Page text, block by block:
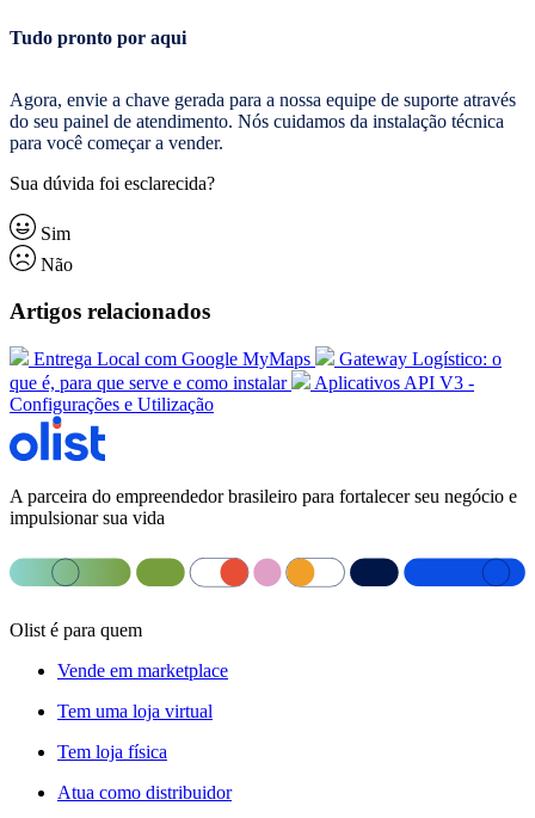
Tudo pronto por aqui
Agora, envie a chave gerada para a nossa equipe de suporte através
do seu painel de atendimento. Nós cuidamos da instalação técnica
para você começar a vender.
Sua dúvida foi esclarecida?
Sim
Não
Artigos relacionados
Entrega Local com Google MyMaps
Gateway Logístico: o
que é, para que serve e como instalar
Aplicativos API V3 -
Configurações e Utilização
A parceira do empreendedor brasileiro para fortalecer seu negócio e
impulsionar sua vida
Olist é para quem
Vende em marketplace
Tem uma loja virtual
Tem loja física
Atua como distribuidor